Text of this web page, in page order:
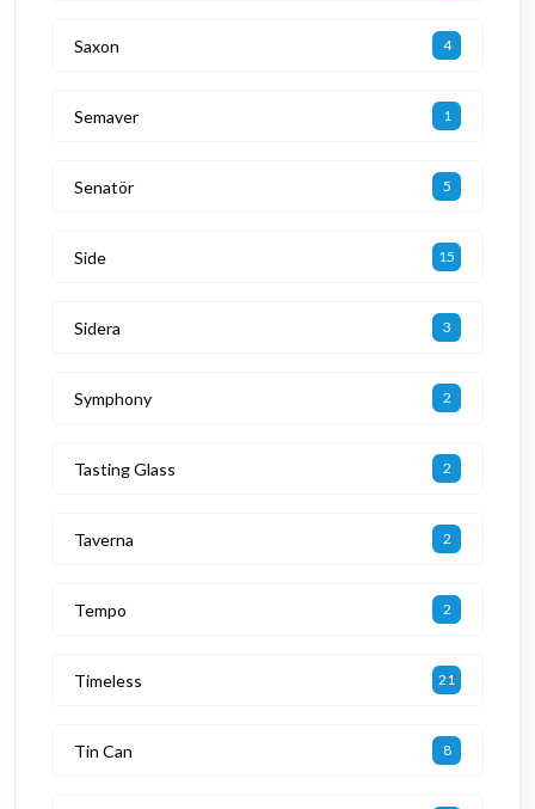
Saxon 4
Semaver 1
Senatör 5
Side 15
Sidera 3
Symphony 2
Tasting Glass 2
Taverna 2
Tempo 2
Timeless 21
Tin Can 8